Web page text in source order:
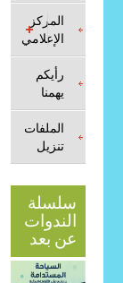
المركز
الإعلامي
رأيكم
يهمنا
الملفات
تنزيل
سلسلة
الندوات
عن بعد